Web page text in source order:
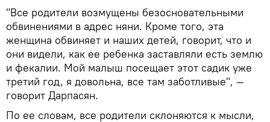
"Все родители возмущены безосновательными
обвинениями в адрес няни. Кроме того, эта
женщина обвиняет и наших детей, говорит, что и
они видели, как ее ребенка заставляли есть землю
и фекалии. Мой малыш посещает этот садик уже
третий год, я довольна, все там заботливые", —
говорит Дарпасян.
По ее словам, все родители склоняются к мысли,